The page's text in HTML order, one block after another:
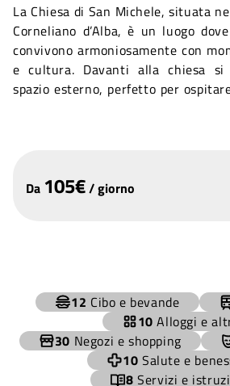
La Chiesa di San Michele, situata
Corneliano d’Alba, è un luogo
convivono armoniosamente con
e cultura. Davanti alla chiesa si
spazio esterno, perfetto per
parco giochi per bambini rendono
Da 105€/giorno
12 Cibo e bevande
10 Alloggi e
30 Negozi e shopping
10 Salute e
8 Servizi e